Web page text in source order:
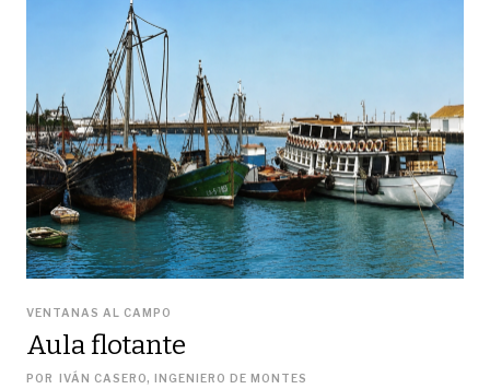
VENTANAS AL CAMPO
Aula flotante
POR IVÁN CASERO, INGENIERO DE MONTES